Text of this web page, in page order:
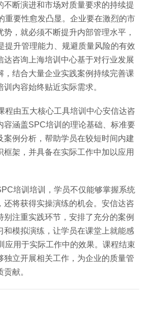
不断演进和市场对质量要求的持续提
重要性愈发凸显。企业要在激烈的市
势，就必须不断提升内部管理水平，
提升管理能力、规避质量风险的有效
达咨询上海培训中心基于对行业发展
，结合大量企业实践案例持续完善课
内容始终贴近实际需求。
程由五大核心工具培训中心安信达咨
容涵盖SPC培训的理论基础、标准要
案例分析，帮助学员在较短时间内建
框架，并具备在实际工作中加以应用
培训培训，学员不仅能够掌握系统
还将获得实操演练的机会。安信达咨
别注重实践环节，安排了充分的案例
和模拟演练，让学员在课堂上就能感
应用于实际工作中的效果。课程结束
独立开展相关工作，为企业的质量管
献。